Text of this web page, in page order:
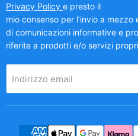
Privacy Policy e presto il
mio consenso per l’invio a
di comunicazioni informative e
riferite a prodotti e/o servizi
Indirizzo email